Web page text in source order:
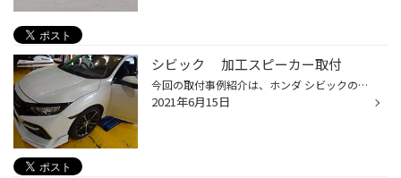
シビック 加工スピーカー取付
今回の取付事例紹介は、ホンダ シビックのスピーカー交換とツィーターの加工取付を紹介します。取付る商品は、アルパイン Ｘ－１７０Ｓとカロッツェリア インナーバッフルフロント・リアのドアの内張りを取外す。ここから、純正のツィーター位置にアルパイン カーボングラファイトツィーターを純正...
2021年6月15日